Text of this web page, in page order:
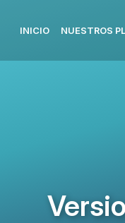
INICIO NUESTROS